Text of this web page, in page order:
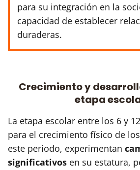
para su integración en la
capacidad de establecer
duraderas.
Crecimiento y
etapa
La etapa escolar entre los 6 y
para el crecimiento físico de
este periodo, experimentan
significativos en su estatura,